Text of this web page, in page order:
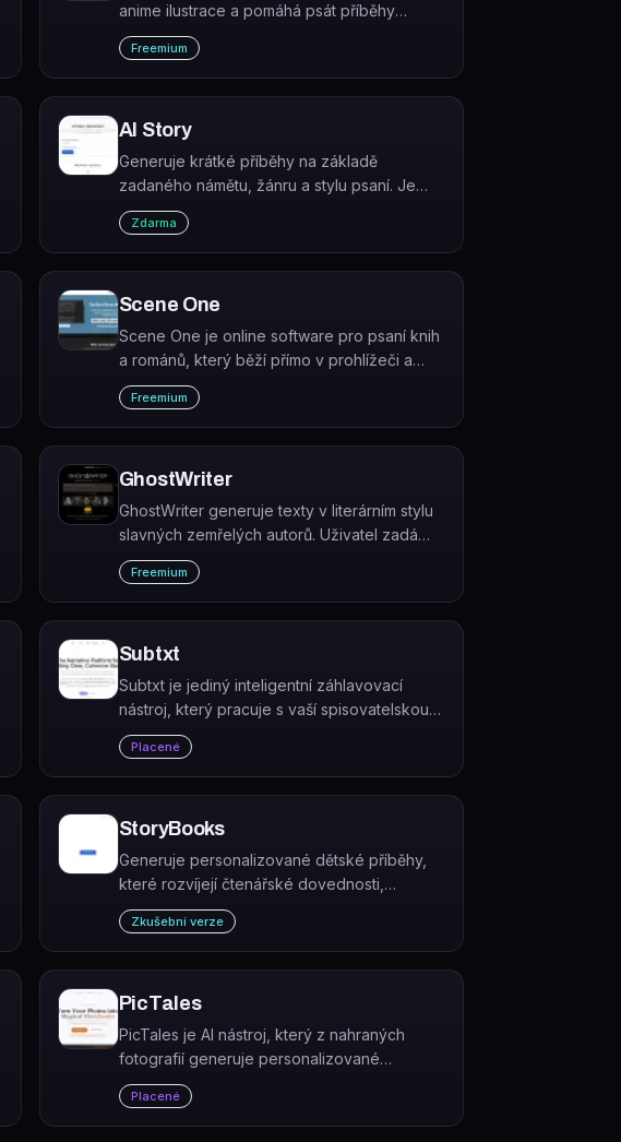
anime ilustrace a pomáhá psát příběhy
pomocí AI modelů.
Freemium
AI Story
Generuje krátké příběhy na základě
zadaného námětu, žánru a stylu psaní. Je
zdarma a nevyžaduje registraci.
Zdarma
Scene One
Scene One je online software pro psaní knih
a románů, který běží přímo v prohlížeči a
automaticky ukládá do cloudu.
Freemium
GhostWriter
GhostWriter generuje texty v literárním stylu
slavných zemřelých autorů. Uživatel zadá
téma a vybere jednu z 46 person, nástroj
pak vytvoří příběh, báseň nebo článek v
daném stylu.
Freemium
Subtxt
Subtxt je jediný inteligentní záhlavovací
nástroj, který pracuje s vaší spisovatelskou
intuicí, nikoli proti ní.
Placené
StoryBooks
Generuje personalizované dětské příběhy,
které rozvíjejí čtenářské dovednosti,
kreativitu a emoční inteligenci. Příběhy lze
vytvořit během několika sekund a dítě se v
nich stává hlavním hrdinou.
Zkušební verze
PicTales
PicTales je AI nástroj, který z nahraných
fotografií generuje personalizované
pohádkové knížky, v nichž se osoba z
fotografie stává hrdinou příběhu.
Placené